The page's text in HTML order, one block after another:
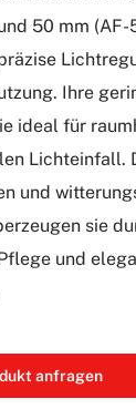
50 mm (AF-
Ihre
ideal für
Lichteinfall.
und
sie
und
anfragen